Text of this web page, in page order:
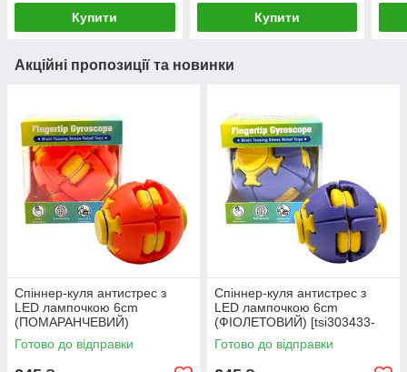
Купити Купити
Акційні пропозиції та новинки
Спіннер-куля антистрес з
LED лампочкою 6cm
(ПОМАРАНЧЕВИЙ)
[tsi303432-TSI]
Готово до відправки
Спіннер-куля антистрес з
LED лампочкою 6cm
(ФІОЛЕТОВИЙ) [tsi303433-
TSI]
Готово до відправки